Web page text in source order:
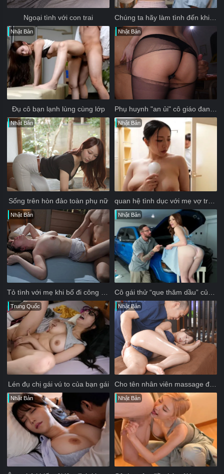
Nào ngờ cô ấy lại nói với tôi rằng, "nếu muốn tớ tha thứ thì hãy đụ tớ
thêm một hiệp nữa đi"...
Ngoại tình với con trai
Nhật Bản
Đụ cô bạn lạnh lùng cùng lớp
Nhật Bản
Phụ huynh "an ủi" cô giáo đang buồn vì chồng ngoại tình
Nhật Bản
Sống trên hòn đảo toàn phụ nữ
Nhật Bản
Nhật Bản
Tỏ tình với mẹ khi bố đi công tác
Nhật Bản
Cô gái thử “que thăm dầu” của bố dượng
Trung Quốc
Lén đụ chị gái vú to của bạn gái
Nhật Bản
Nhật Bản Nhật Bản